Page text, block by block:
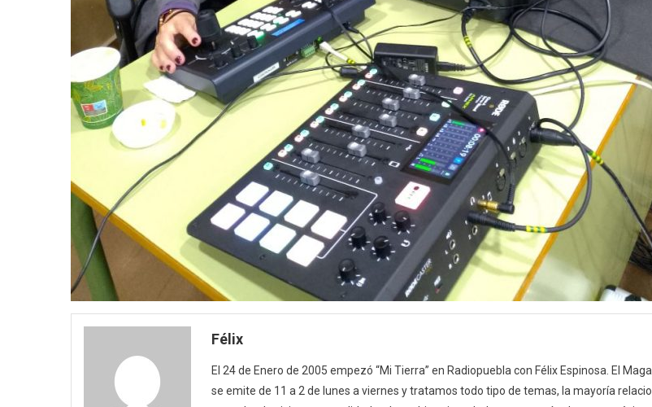
Félix
El 24 de Enero de 2005 empezó “Mi Tierra” en Radiopuebla con Félix Espinosa. El
se emite de 11 a 2 de lunes a viernes y tratamos todo tipo de temas, la mayoría